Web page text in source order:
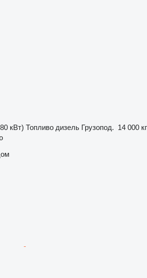
кВт) Топливо дизель Грузопод. 14 000 кг